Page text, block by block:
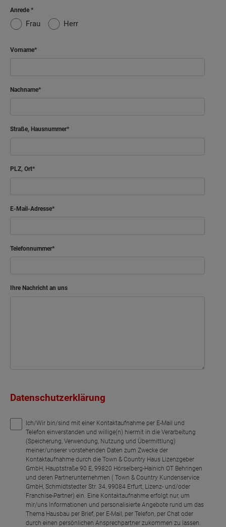
Anrede
Frau Herr
Vorname
Nachname
Straße, Hausnummer
PLZ, Ort
E-Mail-Adresse
Telefonnummer
Ihre Nachricht an uns
Datenschutzerklärung
Ich/Wir bin/sind mit einer Kontaktaufnahme per E-Mail und
Telefon einverstanden und willige(n) hiermit in die Verarbeitung
(Speicherung, Verwendung, Nutzung und Übermittlung)
meiner/unserer vorstehenden Daten zum Zwecke der
Kontaktaufnahme durch die Town & Country Haus Lizenzgeber
GmbH, Hauptstraße 90 E, 99820 Hörselberg-Hainich OT Behringen
und deren Partnerunternehmen ( Town & Country Kundenservice
GmbH, Schmidtstedter Str. 34, 99084 Erfurt, Lizenz- und/oder
Franchise-Partner) ein. Eine Kontaktaufnahme erfolgt nur, um
mir/uns Informationen und personalisierte Angebote rund um das
Thema Hausbau per Brief, per E-Mail, per Telefon, per Chat oder
durch einen persönlichen Ansprechpartner zukommen zu lassen.